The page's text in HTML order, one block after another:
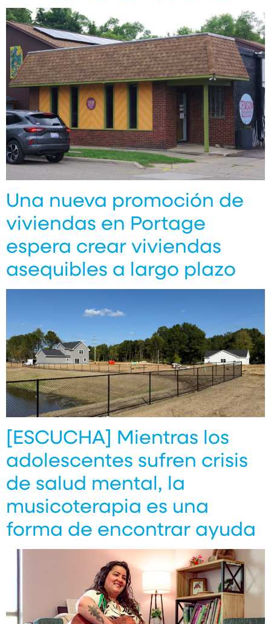
Una nueva promoción de
viviendas en Portage
espera crear viviendas
asequibles a largo plazo
[ESCUCHA] Mientras los
adolescentes sufren crisis
de salud mental, la
musicoterapia es una
forma de encontrar ayuda